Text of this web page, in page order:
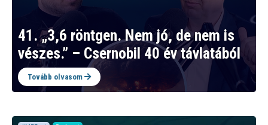
41. „3,6 röntgen. Nem jó, de nem is
vészes.” – Csernobil 40 év távlatából
Tovább olvasom